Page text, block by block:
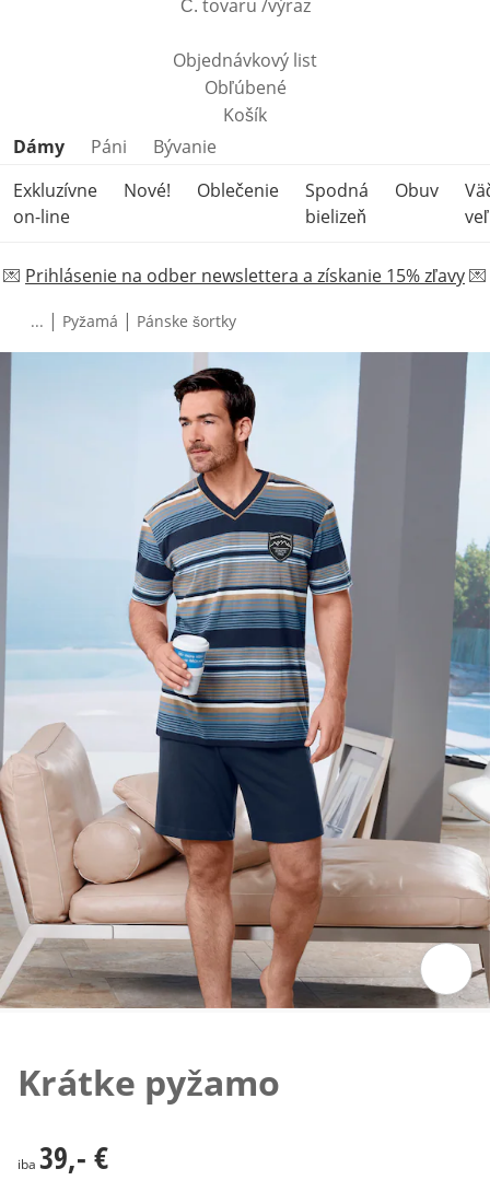
Č. tovaru /výraz
Objednávkový list
Obľúbené
Košík
Preskočiť kategórie produktov
Dámy Páni
Bývanie
Exkluzívne
on-line
Nové! Oblečenie
Spodná
bielizeň
Obuv
💌 Prihlásenie na odber newslettera a získanie 15% zľavy💌
... | Pyžamá | Pánske šortky
Krátke pyžamo
39,- €
iba 39,- €